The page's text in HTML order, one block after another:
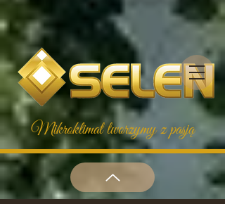
Mikroklimat tworzymy z pasją